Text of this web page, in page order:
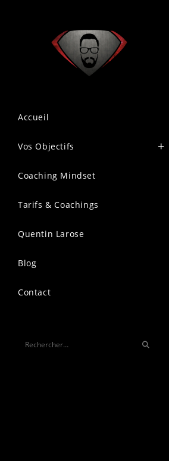
Accueil
Vos Objectifs
Coaching Mindset
Tarifs & Coachings
Quentin Larose
Blog
Contact
Rechercher…